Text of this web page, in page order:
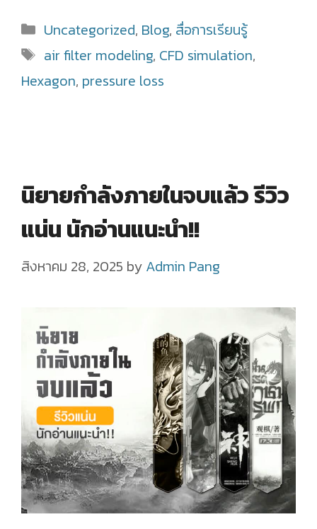
Categories
Uncategorized, Blog, สื่อการเรียนรู้
Tags
air filter modeling, CFD simulation,
Hexagon, pressure loss
นิยายกำลังภายในจบแล้ว รีวิว
แน่น นักอ่านแนะนำ!!
สิงหาคม 28, 2025 by Admin Pang